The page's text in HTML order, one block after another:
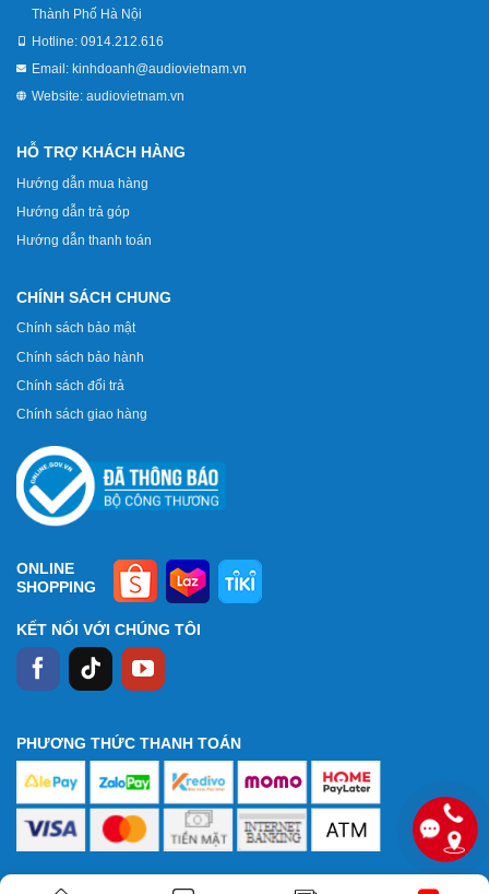
Thành Phố Hà Nội
Hotline: 0914.212.616
Email: kinhdoanh@audiovietnam.vn
Website: audiovietnam.vn
HỖ TRỢ KHÁCH HÀNG
Hướng dẫn mua hàng
Hướng dẫn trả góp
Hướng dẫn thanh toán
CHÍNH SÁCH CHUNG
Chính sách bảo mật
Chính sách bảo hành
Chính sách đổi trả
Chính sách giao hàng
ONLINE
SHOPPING
KẾT NỐI VỚI CHÚNG TÔI
PHƯƠNG THỨC THANH TOÁN